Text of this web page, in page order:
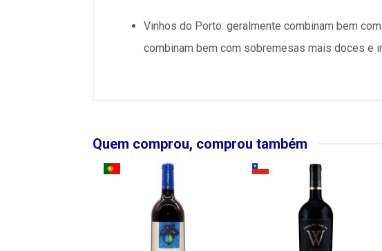
Vinhos do Porto: geralmente combinam bem
combinam bem com sobremesas mais doces e
Quem comprou, comprou também